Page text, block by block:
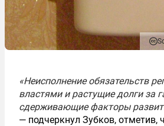
«Неисполнение обязательств
властями и растущие долги за
сдерживающие факторы
— подчеркнул Зубков, отметив,